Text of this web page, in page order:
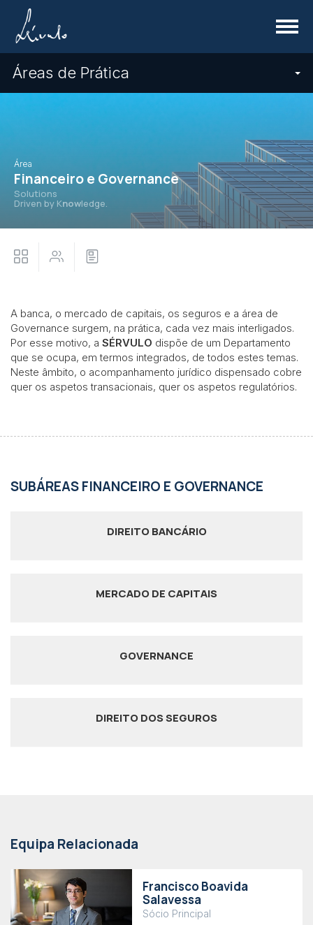
Menu
Áreas de Prática
Área
Financeiro e Governance
Solutions
Driven by Knowledge.
A banca, o mercado de capitais, os seguros e a área de
Governance surgem, na prática, cada vez mais interligados.
Por esse motivo, a SÉRVULO dispõe de um Departamento
que se ocupa, em termos integrados, de todos estes temas.
Neste âmbito, o acompanhamento jurídico dispensado cobre
quer os aspetos transacionais, quer os aspetos regulatórios.
SUBÁREAS FINANCEIRO E GOVERNANCE
DIREITO BANCÁRIO
MERCADO DE CAPITAIS
GOVERNANCE
DIREITO DOS SEGUROS
Equipa Relacionada
Francisco Boavida
Salavessa
Sócio Principal